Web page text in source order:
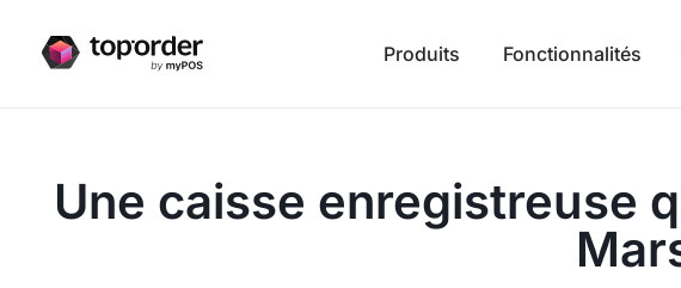
Produits Fonctionnalités
Une caisse enregistreuse